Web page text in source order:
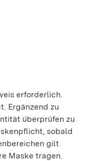
erforderlich.
Ergänzend zu
überprüfen zu
sobald
gilt
Maske tragen.